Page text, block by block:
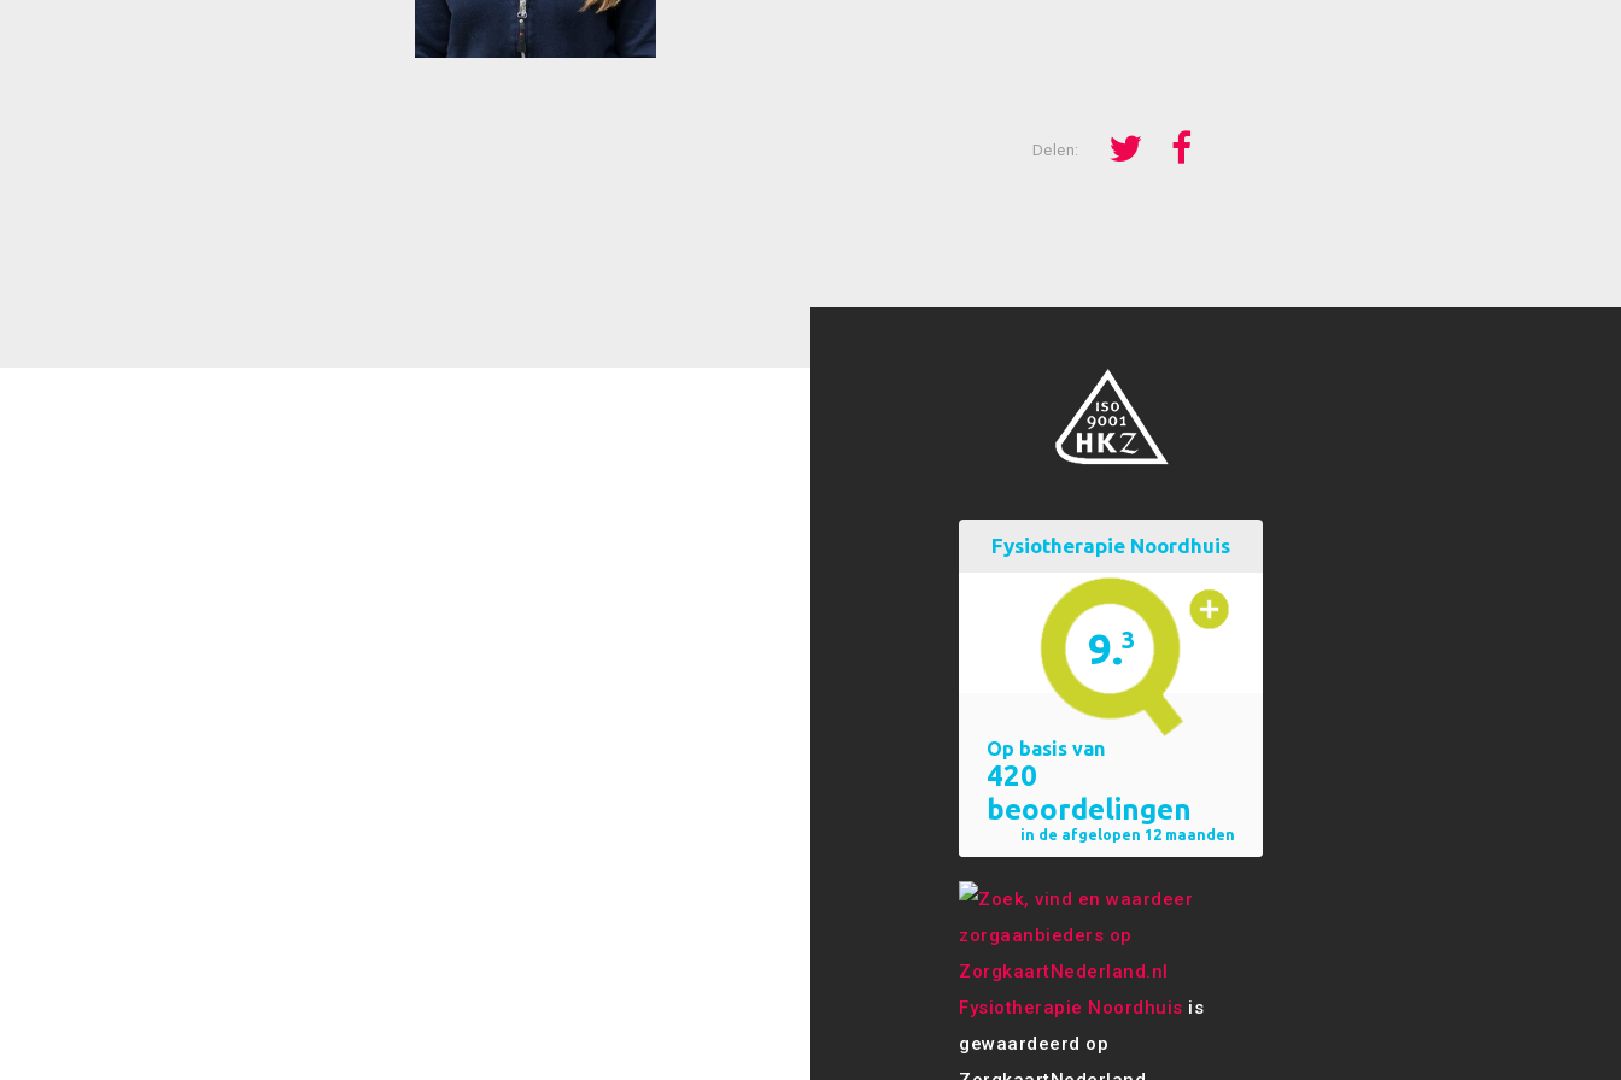
Delen:
Fysiotherapie Noordhuis is
gewaardeerd op